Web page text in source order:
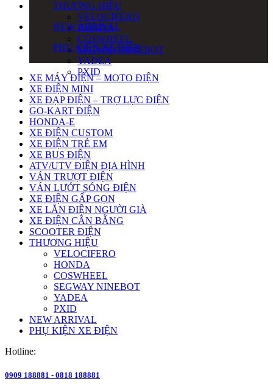
THƯƠNG HIỆU
VELOCIFERO
HONDA
COSWHEEL
SEGWAY NINEBOT
YADEA
PXID
NEW ARRIVAL
PHỤ KIỆN XE ĐIỆN
XE MÁY ĐIỆN – MOTO ĐIỆN
XE ĐIỆN MINI
XE ĐẠP ĐIỆN – TRỢ LỰC ĐIỆN
GO-KART ĐIỆN
HONDA-E
XE ĐIỆN CUSTOM
XE ĐIỆN TRẺ EM
XE BUS ĐIỆN
ATV/UTV ĐIỆN ĐỊA HÌNH
VÁN TRƯỢT ĐIỆN
VÁN LƯỚT SÓNG ĐIỆN
XE ĐIỆN GẤP GỌN
XE LĂN ĐIỆN NGƯỜI GIÀ
XE ĐIỆN CÂN BẰNG
SCOOTER ĐIỆN
THƯƠNG HIỆU
VELOCIFERO
HONDA
COSWHEEL
SEGWAY NINEBOT
YADEA
PXID
NEW ARRIVAL
PHỤ KIỆN XE ĐIỆN
Hotline:
0909 188881 - 0818 188881